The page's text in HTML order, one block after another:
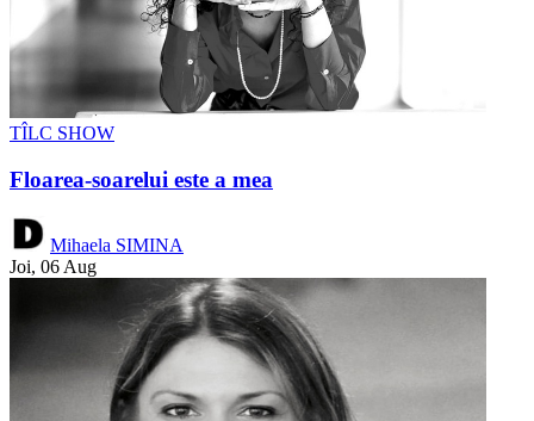
TÎLC SHOW
Floarea-soarelui este a mea
Mihaela SIMINA
Joi, 06 Aug